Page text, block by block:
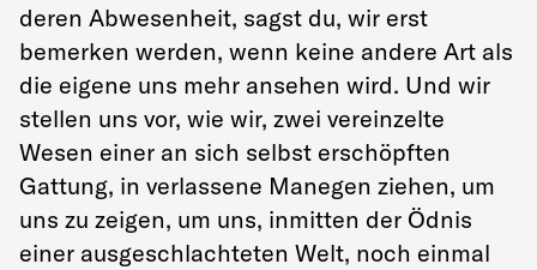
deren Abwesenheit, sagst du, wir erst
bemerken werden, wenn keine andere Art als
die eigene uns mehr ansehen wird. Und wir
stellen uns vor, wie wir, zwei vereinzelte
Wesen einer an sich selbst erschöpften
Gattung, in verlassene Manegen ziehen, um
uns zu zeigen, um uns, inmitten der Ödnis
einer ausgeschlachteten Welt, noch einmal